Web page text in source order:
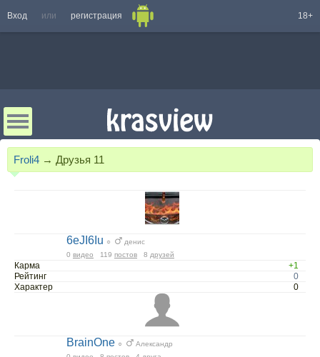
Вход или регистрация 18+
Froli4 → Друзья 11
6eJI6Iu ○
денис
0 видео 119 постов 8 друзей
Карма
+1
Рейтинг
0
Характер
0
BrainOne ○
Александр